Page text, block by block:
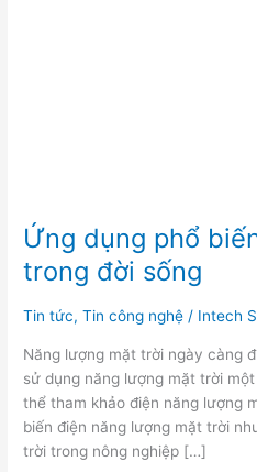
Ứng dụng phổ
trong đời sống
Tin tức,Tin công nghệ / Intech
Năng lượng mặt trời ngày càng
sử dụng năng lượng mặt trời
thể tham khảo điện năng lượng
biến điện năng lượng mặt trời
trời trong nông nghiệp […]